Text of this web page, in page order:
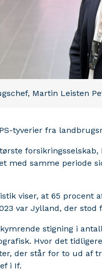
Martin Leisten
tyverier fra
med samme periode
viser, at 65 procent
var Jylland, der stod
stigning i
Hvor det
der står for to ud af
i If.